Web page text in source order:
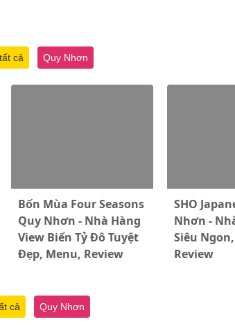
cả Quy Nhơn
Bốn Mùa Four Seasons
Quy Nhơn - Nhà Hàng
View Biển Tỷ Đô Tuyệt
Đẹp, Menu, Review
SHO
Nhơn -
Siêu
Review
cả Quy Nhơn